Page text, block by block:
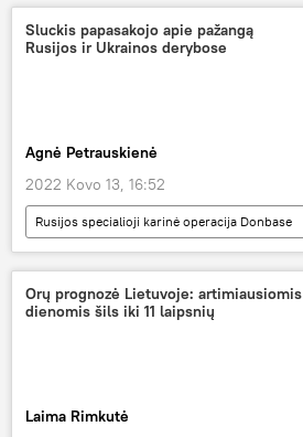
Sluckis papasakojo apie pažangą
Rusijos ir Ukrainos derybose
Agnė Petrauskienė
2022 Kovo 13, 16:52
Rusijos specialioji karinė operacija Donbase
Rusija
Ukraina
Orų prognozė Lietuvoje: artimiausiomis
dienomis šils iki 11 laipsnių
Laima Rimkutė